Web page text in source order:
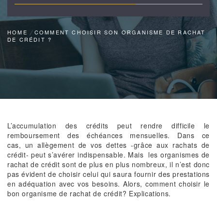
HOME
COMMENT CHOISIR SON ORGANISME DE RACHAT
DE CRÉDIT ?
L’accumulation des crédits peut rendre difficile le
remboursement des échéances mensuelles. Dans ce
cas, un allègement de vos dettes -grâce aux rachats de
crédit- peut s’avérer indispensable. Mais les organismes de
rachat de crédit sont de plus en plus nombreux, il n’est donc
pas évident de choisir celui qui saura fournir des prestations
en adéquation avec vos besoins. Alors, comment choisir le
bon organisme de rachat de crédit? Explications.